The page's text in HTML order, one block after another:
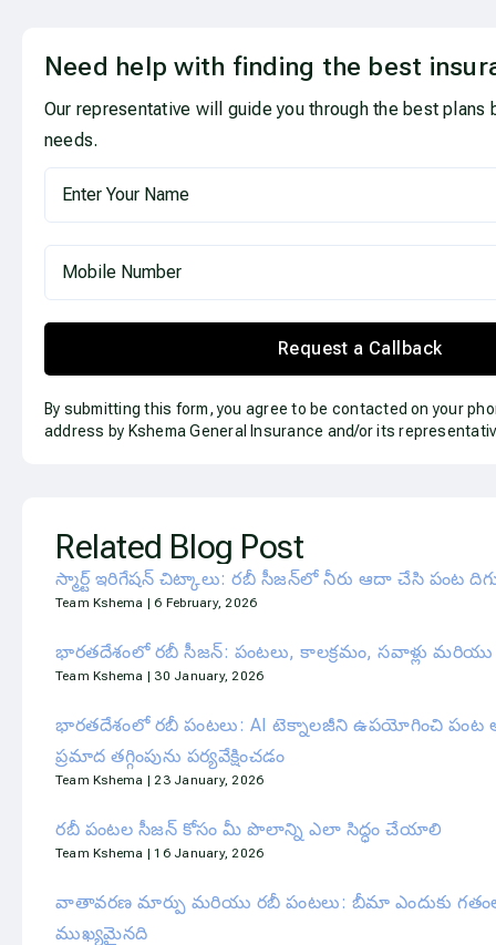
Need help with finding the best
Our representative will guide you through the best
needs.
Request a Callback
By submitting this form, you agree to be contacted on your
address by Kshema General Insurance and/or its
Related Blog Post
స్మార్ట్ ఇరిగేషన్ చిట్కాలు: రబీ సీజన్‌లో నీరు ఆదా చేసి పంట
Team Kshema 6 February, 2026
భారతదేశంలో రబీ సీజన్: పంటలు, కాలక్రమం, సవాళ్లు
Team Kshema 30 January, 2026
భారతదేశంలో రబీ పంటలు: AI టెక్నాలజీని ఉపయోగించి పంట
ప్రమాద తగ్గింపును పర్యవేక్షించడం
Team Kshema 23 January, 2026
రబీ పంటల సీజన్ కోసం మీ పొలాన్ని ఎలా సిద్ధం చేయాలి
Team Kshema 16 January, 2026
వాతావరణ మార్పు మరియు రబీ పంటలు: బీమా ఎందుకు
ముఖ్యమైనది